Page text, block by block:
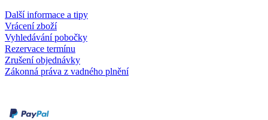
Další informace a tipy
Vrácení zboží
Vyhledávání pobočky
Rezervace termínu
Zrušení objednávky
Zákonná práva z vadného plnění